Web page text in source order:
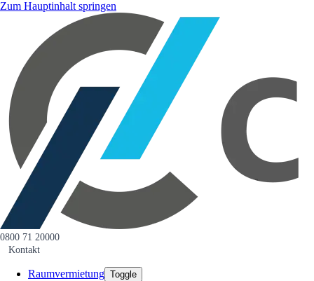
Zum Hauptinhalt springen
0800 71 20000
Kontakt
Raumvermietung Toggle